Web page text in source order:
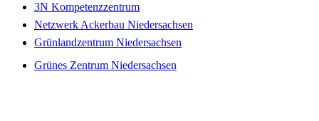
3N Kompetenzzentrum
Netzwerk Ackerbau Niedersachsen
Grünlandzentrum Niedersachsen
Grünes Zentrum Niedersachsen